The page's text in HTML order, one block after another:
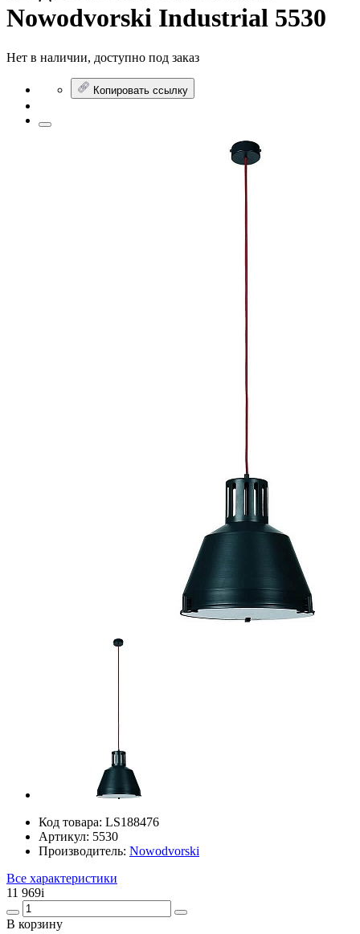
Nowodvorski Industrial 5530
Нет в наличии, доступно под заказ
Копировать ссылку
Код товара: LS188476
Артикул: 5530
Производитель: Nowodvorski
Все характеристики
11 969i
В корзину